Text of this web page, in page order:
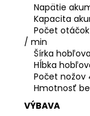
Napätie
Kapacita
Počet
/ min
Šírka
Hĺbka
Počet nožov
Hmotnosť
VÝBAVA